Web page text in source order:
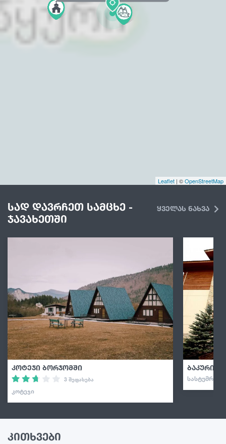
Leaflet | ©OpenStreetMap
სად დავრჩეთ სამცხე -
ჯავახეთში
ყველას ნახვა
კოტეჯი ბორჯომში
3 შეფასება
ᲙᲝᲢᲔᲯᲘ
ᲡᲐᲡᲢᲣᲛᲠᲝ ·
კითხვები